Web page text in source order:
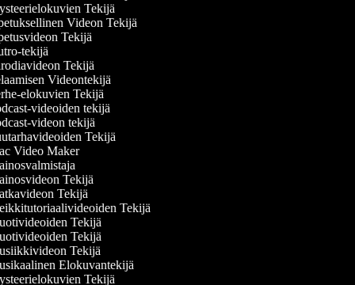
Tekijä
Videon Tekijä
Tekijä
tekijä
Tekijä
Videontekijä
elokuvien Tekijä
videoiden tekijä
videon tekijä
Tekijä
Video Maker
Tekijä
Tekijä
Tekijä
Tekijä
Tekijä
Tekijä
Elokuvantekijä
Tekijä